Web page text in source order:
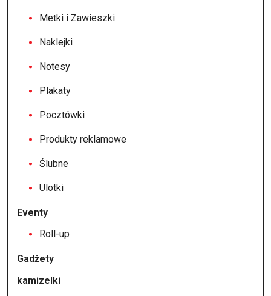
Metki i Zawieszki
Naklejki
Notesy
Plakaty
Pocztówki
Produkty reklamowe
Ślubne
Ulotki
Eventy
Roll-up
Gadżety
kamizelki